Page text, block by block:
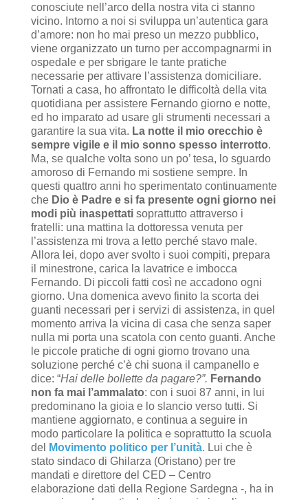
conosciute nell’arco della nostra vita ci stanno
vicino. Intorno a noi si sviluppa un’autentica gara
d’amore: non ho mai preso un mezzo pubblico,
viene organizzato un turno per accompagnarmi in
ospedale e per sbrigare le tante pratiche
necessarie per attivare l’assistenza domiciliare.
Tornati a casa, ho affrontato le difficoltà della vita
quotidiana per assistere Fernando giorno e notte,
ed ho imparato ad usare gli strumenti necessari a
garantire la sua vita. La notte il mio orecchio è
sempre vigile e il mio sonno spesso interrotto.
Ma, se qualche volta sono un po’ tesa, lo sguardo
amoroso di Fernando mi sostiene sempre. In
questi quattro anni ho sperimentato continuamente
che Dio è Padre e si fa presente ogni giorno nei
modi più inaspettatisoprattutto attraverso i
fratelli: una mattina la dottoressa venuta per
l’assistenza mi trova a letto perché stavo male.
Allora lei, dopo aver svolto i suoi compiti, prepara
il minestrone, carica la lavatrice e imbocca
Fernando. Di piccoli fatti così ne accadono ogni
giorno. Una domenica avevo finito la scorta dei
guanti necessari per i servizi di assistenza, in quel
momento arriva la vicina di casa che senza saper
nulla mi porta una scatola con cento guanti. Anche
le piccole pratiche di ogni giorno trovano una
soluzione perché c’è chi suona il campanello e
dice: “Hai delle bollette da pagare?”. Fernando
non fa mai l’ammalato: con i suoi 87 anni, in lui
predominano la gioia e lo slancio verso tutti. Si
mantiene aggiornato, e continua a seguire in
modo particolare la politica e soprattutto la scuola
del
Movimento politico per l’unità. Lui che è
stato sindaco di Ghilarza (Oristano) per tre
mandati e direttore del CED – Centro
elaborazione dati della Regione Sardegna -, ha in